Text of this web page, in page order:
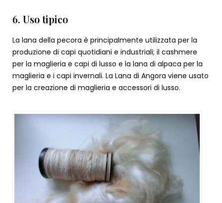
6. Uso tipico
La lana della pecora è principalmente utilizzata per la
produzione di capi quotidiani e industriali; il cashmere
per la maglieria e capi di lusso e la lana di alpaca per la
maglieria e i capi invernali. La Lana di Angora viene usato
per la creazione di maglieria e accessori di lusso.